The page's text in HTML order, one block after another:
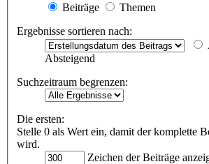
Beiträge
Themen
Ergebnisse sortieren nach:
Absteigend
Suchzeitraum begrenzen:
Die ersten:
Stelle 0 als Wert ein, damit der komplette
wird.
Zeichen der Beiträge